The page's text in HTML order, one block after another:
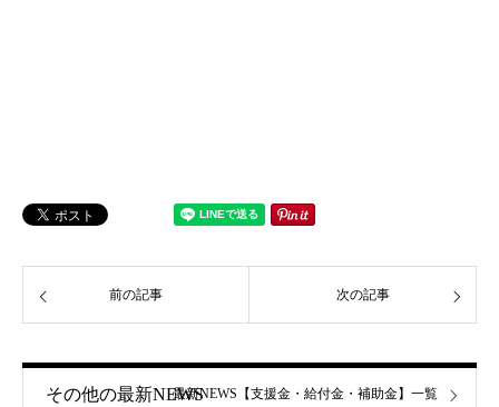
前の記事 次の記事
その他の最新NEWS最新NEWS【支援金・給付金・補助金】一覧